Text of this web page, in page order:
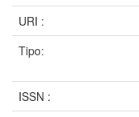
URI :
Tipo:
ISSN :